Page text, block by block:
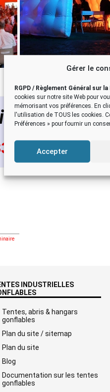
Gérer le
RGPD / Règlement Général sur
cookies sur notre site Web pour
mémorisant vos préférences. En
l'utilisation de TOUS les cookies.
Préférences » pour fournir un
Accepter
d’une
(0)5 62 07
INDUSTRIELLES
Tentes, abris & hangars
gonflables
Plan du site / sitemap
Plan du site
Blog
Documentation sur les tentes
gonflables